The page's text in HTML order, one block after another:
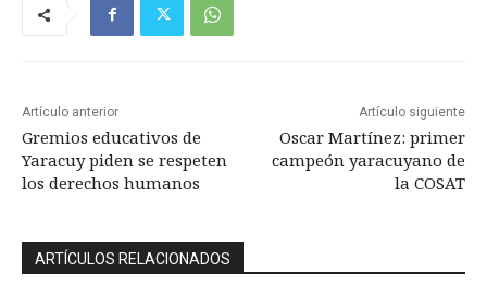
Artículo anterior
Gremios educativos de
Yaracuy piden se respeten
los derechos humanos
Artículo siguiente
Oscar Martínez: primer
campeón yaracuyano de
la COSAT
ARTÍCULOS RELACIONADOS